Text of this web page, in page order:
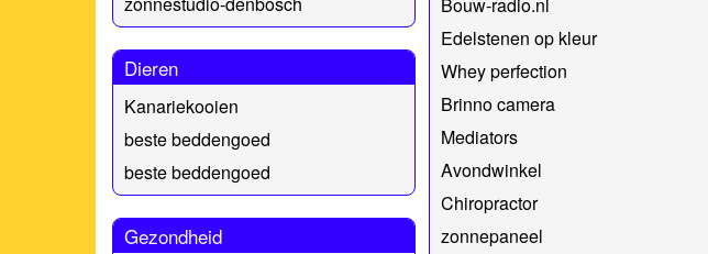
Dieren
Kanariekooien
beste beddengoed
beste beddengoed
Gezondheid
Edelstenen op kleur
Whey perfection
Brinno camera
Mediators
Avondwinkel
Chiropractor
zonnepaneel